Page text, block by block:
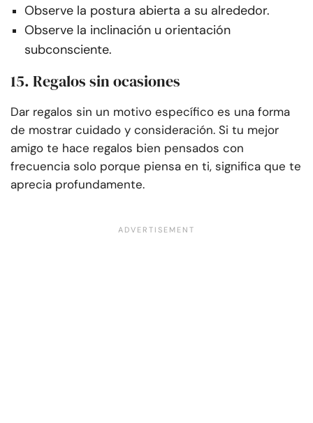
Observe la postura abierta a su alrededor.
Observe la inclinación u orientación
subconsciente.
15. Regalos sin ocasiones
Dar regalos sin un motivo específico es una forma
de mostrar cuidado y consideración. Si tu mejor
amigo te hace regalos bien pensados con
frecuencia solo porque piensa en ti, significa que te
aprecia profundamente.